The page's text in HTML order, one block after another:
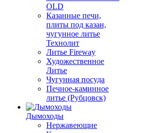
OLD
Казанные печи,
плиты под казан,
чугунное литье
Технолит
Литье Fireway
Художественное
Литье
Чугунная посуда
Печное-каминное
литье (Рубцовск)
Дымоходы
Нержавеющие